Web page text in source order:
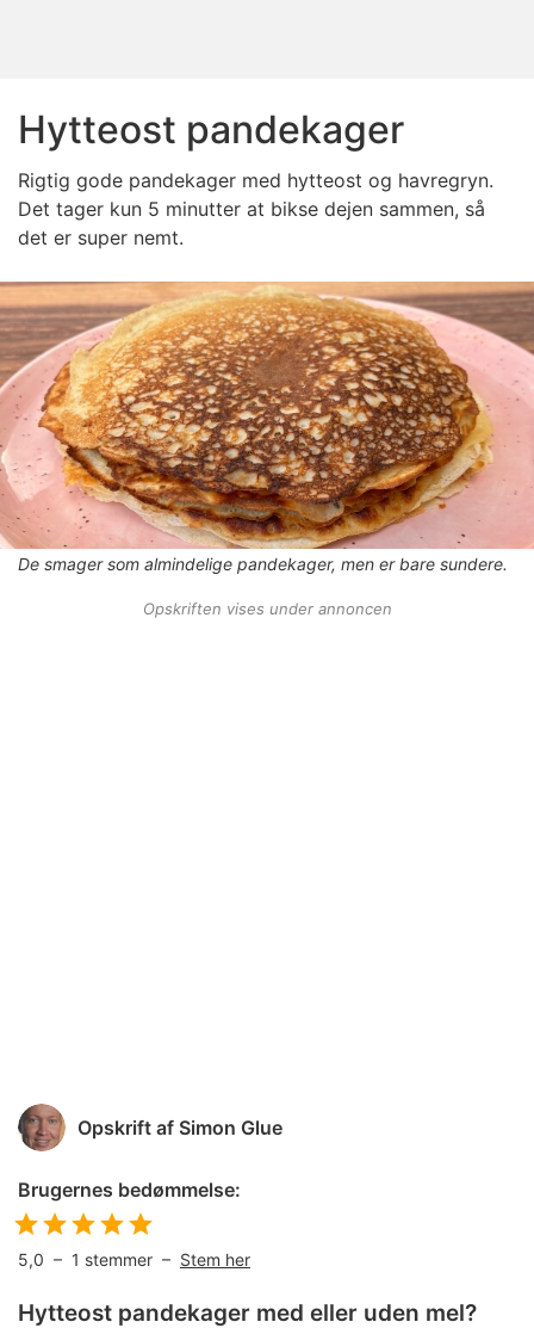
Hytteost pandekager
Rigtig gode pandekager med hytteost og havregryn.
Det tager kun 5 minutter at bikse dejen sammen, så
det er super nemt.
De smager som almindelige pandekager, men er bare sundere.
Opskriften vises under annoncen
Opskrift af Simon Glue
Brugernes bedømmelse:
5,0 – 1 stemmer – Stem her
Hytteost pandekager med eller uden mel?